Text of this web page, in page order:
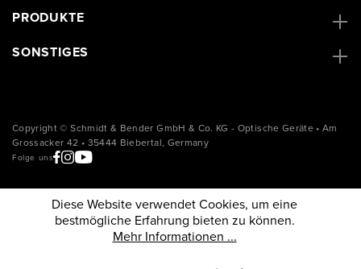
PRODUKTE
SONSTIGES
Copyright © Schmidt & Bender GmbH & Co. KG - Optische Geräte • Am
Grossacker 42 • 35444 Biebertal, Germany
Folge uns
Diese Website verwendet Cookies, um eine
bestmögliche Erfahrung bieten zu können.
Mehr Informationen ...